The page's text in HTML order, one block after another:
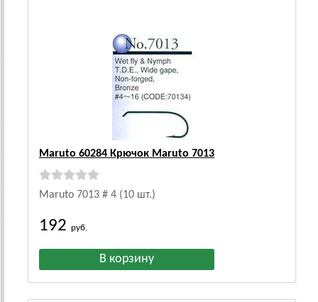
Maruto 60284 Крючок Maruto 7013
Maruto 7013 # 4 (10 шт.)
192 руб.